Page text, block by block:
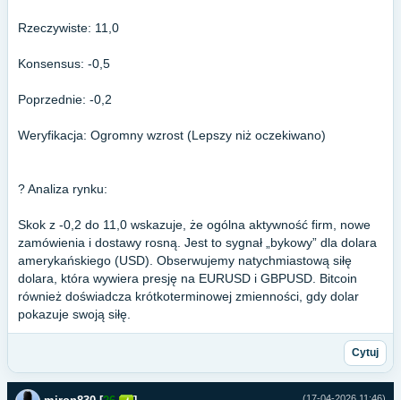
Rzeczywiste: 11,0
Konsensus: -0,5
Poprzednie: -0,2
Weryfikacja: Ogromny wzrost (Lepszy niż oczekiwano)
? Analiza rynku:
Skok z -0,2 do 11,0 wskazuje, że ogólna aktywność firm, nowe
zamówienia i dostawy rosną. Jest to sygnał „bykowy” dla dolara
amerykańskiego (USD). Obserwujemy natychmiastową siłę
dolara, która wywiera presję na EURUSD i GBPUSD. Bitcoin
również doświadcza krótkoterminowej zmienności, gdy dolar
pokazuje swoją siłę.
Cytuj